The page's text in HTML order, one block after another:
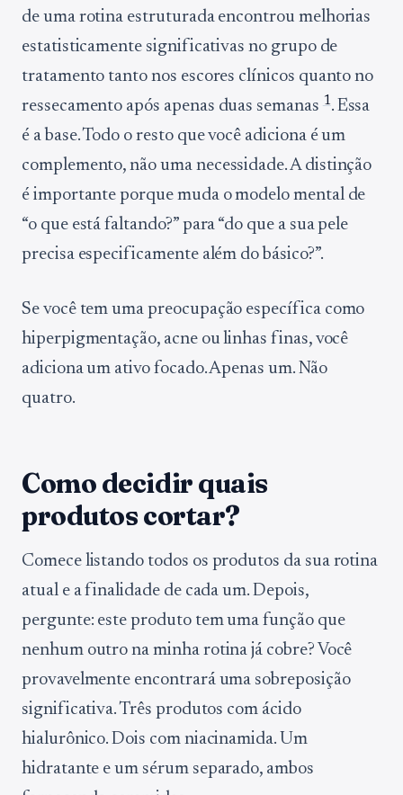
de uma rotina estruturada encontrou melhorias
estatisticamente significativas no grupo de
tratamento tanto nos escores clínicos quanto no
ressecamento após apenas duas semanas 1. Essa
é a base. Todo o resto que você adiciona é um
complemento, não uma necessidade. A distinção
é importante porque muda o modelo mental de
“o que está faltando?” para “do que a sua pele
precisa especificamente além do básico?”.
Se você tem uma preocupação específica como
hiperpigmentação, acne ou linhas finas, você
adiciona um ativo focado. Apenas um. Não
quatro.
Como decidir quais
produtos cortar?
Comece listando todos os produtos da sua rotina
atual e a finalidade de cada um. Depois,
pergunte: este produto tem uma função que
nenhum outro na minha rotina já cobre? Você
provavelmente encontrará uma sobreposição
significativa. Três produtos com ácido
hialurônico. Dois com niacinamida. Um
hidratante e um sérum separado, ambos